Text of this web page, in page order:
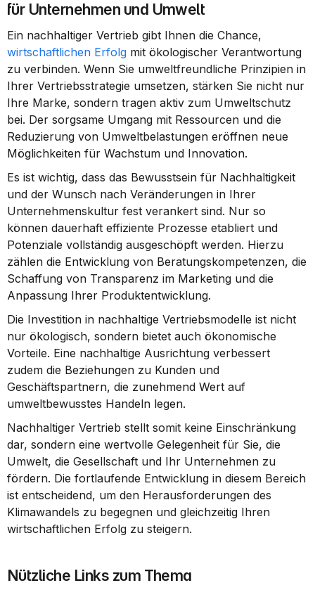
für Unternehmen und Umwelt
wirtschaftlichen Erfolg mit ökologischer Verantwortung
zu verbinden. Wenn Sie umweltfreundliche Prinzipien in
Ihrer Vertriebsstrategie umsetzen, stärken Sie nicht nur
Ihre Marke, sondern tragen aktiv zum Umweltschutz
bei. Der sorgsame Umgang mit Ressourcen und die
Reduzierung von Umweltbelastungen eröffnen neue
Möglichkeiten für Wachstum und Innovation.
Es ist wichtig, dass das Bewusstsein für Nachhaltigkeit
und der Wunsch nach Veränderungen in Ihrer
Unternehmenskultur fest verankert sind. Nur so
können dauerhaft effiziente Prozesse etabliert und
Potenziale vollständig ausgeschöpft werden. Hierzu
zählen die Entwicklung von Beratungskompetenzen, die
Schaffung von Transparenz im Marketing und die
Anpassung Ihrer Produktentwicklung.
Die Investition in nachhaltige Vertriebsmodelle ist nicht
nur ökologisch, sondern bietet auch ökonomische
Vorteile. Eine nachhaltige Ausrichtung verbessert
zudem die Beziehungen zu Kunden und
Geschäftspartnern, die zunehmend Wert auf
umweltbewusstes Handeln legen.
Nachhaltiger Vertrieb stellt somit keine Einschränkung
dar, sondern eine wertvolle Gelegenheit für Sie, die
Umwelt, die Gesellschaft und Ihr Unternehmen zu
fördern. Die fortlaufende Entwicklung in diesem Bereich
ist entscheidend, um den Herausforderungen des
Klimawandels zu begegnen und gleichzeitig Ihren
wirtschaftlichen Erfolg zu steigern.
Nützliche Links zum Thema